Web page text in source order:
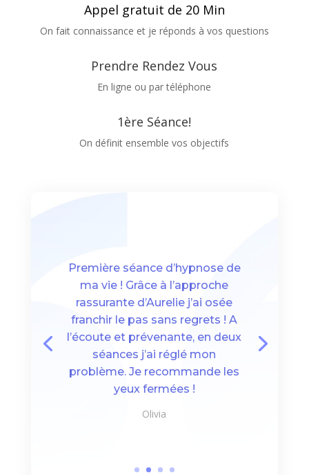
Appel gratuit de 20 Min
On fait connaissance et je réponds à vos questions
Prendre Rendez Vous
En ligne ou par téléphone
1ère Séance!
On définit ensemble vos objectifs
Première séance d’hypnose de
ma vie ! Grâce à l’approche
rassurante d’Aurelie j’ai osée
franchir le pas sans regrets ! A
l’écoute et prévenante, en deux
séances j’ai réglé mon
problème. Je recommande les
yeux fermées !
Olivia